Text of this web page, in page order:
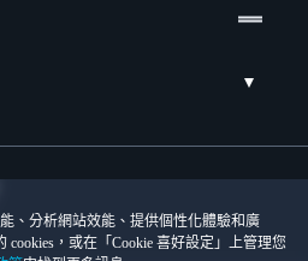
、分析網站效能、提供個性化體驗和廣
，或在「Cookie 喜好設定」上管理您